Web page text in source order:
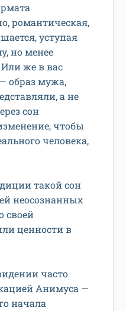
романтическая,
уступая
но менее
же в вас
образ мужа,
а не
сон
чтобы
человека,
такой сон
неосознанных
своей
ценности в
часто
Анимуса —
начала